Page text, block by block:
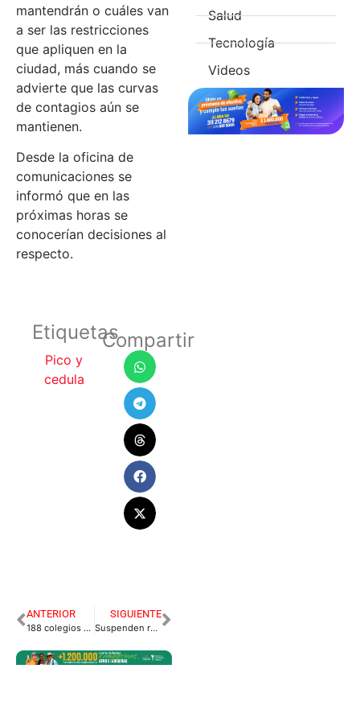
mantendrán o cuáles van
a ser las restricciones
que apliquen en la
ciudad, más cuando se
advierte que las curvas
de contagios aún se
mantienen.
Desde la oficina de
comunicaciones se
informó que en las
próximas horas se
conocerían decisiones al
respecto.
Etiquetas
Pico y
cedula
Compartir
ANTERIOR
188 colegios privados iniciarán clases en alternancia
SIGUIENTE
Suspenden revocatorias de alcaldes por pandemia
Salud
Tecnología
Videos